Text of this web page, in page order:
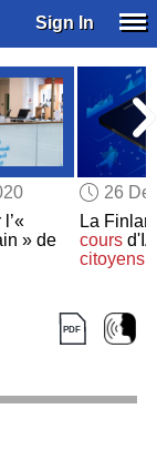
Sign In
» de
26
La
cours
citoyens